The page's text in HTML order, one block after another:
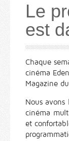
Le
est
Chaque
cinéma
Magazine
Nous
cinéma
et